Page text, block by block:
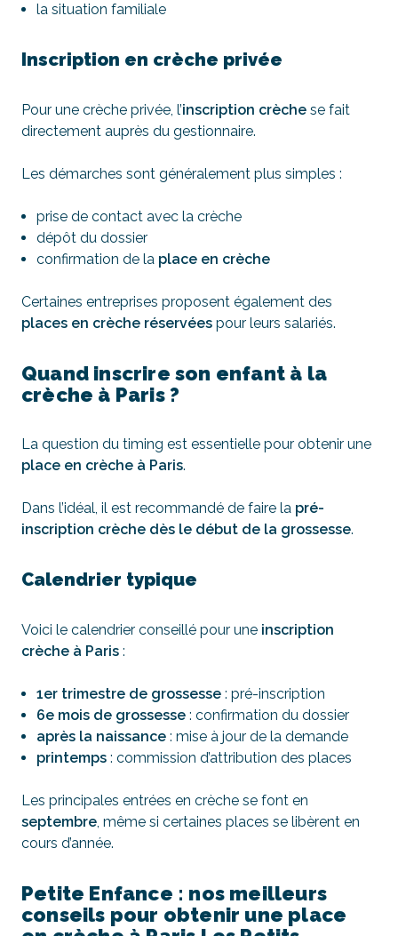
la situation familiale
Inscription en crèche privée
Pour une crèche privée, l’inscription crèche se fait
directement auprès du gestionnaire.
Les démarches sont généralement plus simples :
prise de contact avec la crèche
dépôt du dossier
confirmation de la place en crèche
Certaines entreprises proposent également des
places en crèche réservées pour leurs salariés.
Quand inscrire son enfant à la
crèche à Paris ?
La question du timing est essentielle pour obtenir une
place en crèche à Paris.
Dans l’idéal, il est recommandé de faire la pré-
inscription crèche dès le début de la grossesse.
Calendrier typique
Voici le calendrier conseillé pour une inscription
crèche à Paris :
1er trimestre de grossesse : pré-inscription
6e mois de grossesse : confirmation du dossier
après la naissance : mise à jour de la demande
printemps : commission d’attribution des places
Les principales entrées en crèche se font en
septembre, même si certaines places se libèrent en
cours d’année.
Petite Enfance : nos meilleurs
conseils pour obtenir une place